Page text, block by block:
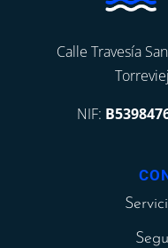
Calle Travesía
NIF: